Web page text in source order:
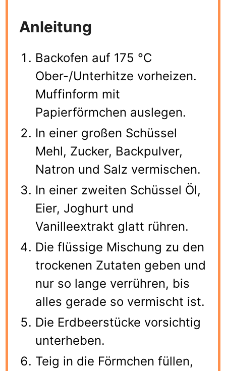
Anleitung
Backofen auf 175 °C
Ober-/Unterhitze vorheizen.
Muffinform mit
Papierförmchen auslegen.
In einer großen Schüssel
Mehl, Zucker, Backpulver,
Natron und Salz vermischen.
In einer zweiten Schüssel Öl,
Eier, Joghurt und
Vanilleextrakt glatt rühren.
Die flüssige Mischung zu den
trockenen Zutaten geben und
nur so lange verrühren, bis
alles gerade so vermischt ist.
Die Erdbeerstücke vorsichtig
unterheben.
Teig in die Förmchen füllen,